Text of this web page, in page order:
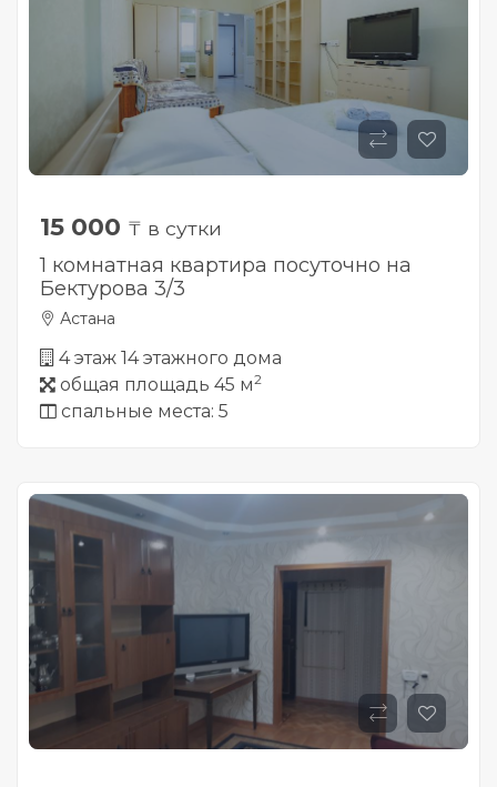
15 000 ₸ в сутки
1 комнатная квартира посуточно на
Бектурова 3/3
Астана
4 этаж 14 этажного дома
общая площадь 45 м2
спальные места: 5